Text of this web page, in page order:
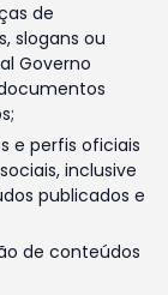
de
slogans ou
Governo
e perfis oficiais
inclusive
publicados e
de conteúdos